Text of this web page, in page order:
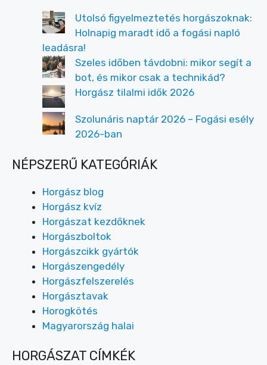
Utolsó figyelmeztetés horgászoknak:
Holnapig maradt idő a fogási napló
leadásra!
Szeles időben távdobni: mikor segít a
bot, és mikor csak a technikád?
Horgász tilalmi idők 2026
Szolunáris naptár 2026 – Fogási esély
2026-ban
NÉPSZERŰ KATEGÓRIÁK
Horgász blog
Horgász kvíz
Horgászat kezdőknek
Horgászboltok
Horgászcikk gyártók
Horgászengedély
Horgászfelszerelés
Horgásztavak
Horogkötés
Magyarország halai
HORGÁSZAT CÍMKÉK